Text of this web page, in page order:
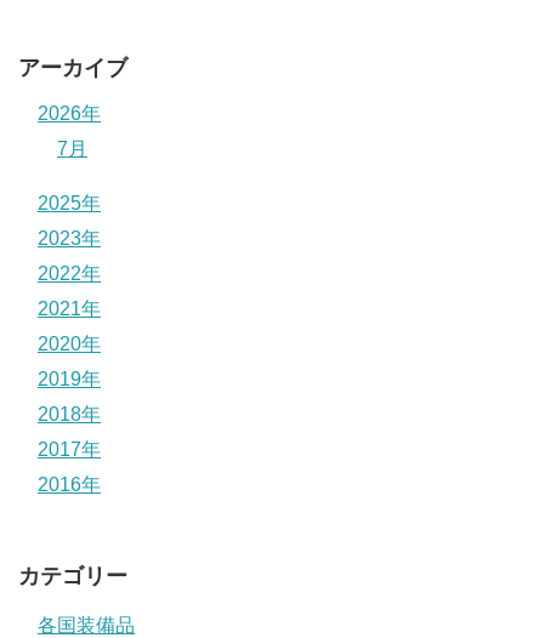
アーカイブ
2026年
7月
2025年
2023年
2022年
2021年
2020年
2019年
2018年
2017年
2016年
カテゴリー
各国装備品